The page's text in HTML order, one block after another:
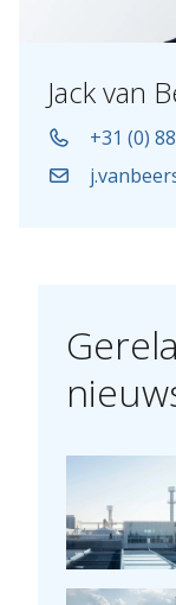
Jack van
+31 (0)